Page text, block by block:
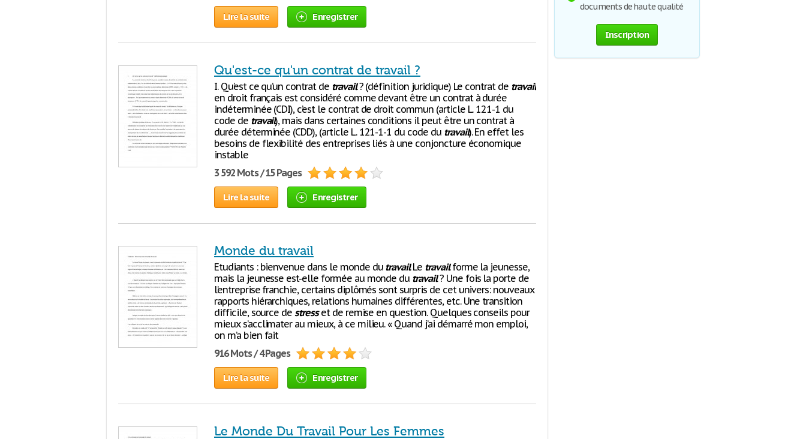
Lire la suite Enregistrer
Qu'est-ce qu'un contrat de travail ?
I. Qu’est ce qu’un contrat de travail? (définition juridique) Le contrat de travail
en droit français est considéré comme devant être un contrat à durée
indéterminée (CDI), c’est le contrat de droit commun (article L. 121-1 du
code de travail), mais dans certaines conditions il peut être un contrat à
durée déterminée (CDD), (article L. 121-1-1 du code du travail). En effet les
besoins de flexibilité des entreprises liés à une conjoncture économique
instable
3 592 Mots / 15 Pages
Lire la suite Enregistrer
Monde du travail
Etudiants : bienvenue dans le monde du travailLe travailforme la jeunesse,
mais la jeunesse est-elle formée au monde du travail? Une fois la porte de
l’entreprise franchie, certains diplômés sont surpris de cet univers: nouveaux
rapports hiérarchiques, relations humaines différentes, etc. Une transition
difficile, source destresset de remise en question. Quelques conseils pour
mieux s’acclimater au mieux, à ce milieu. « Quand j’ai démarré mon emploi,
on m’a bien fait
916 Mots / 4 Pages
Lire la suite Enregistrer
Le Monde Du Travail Pour Les Femmes
documents de haute qualité
Inscription